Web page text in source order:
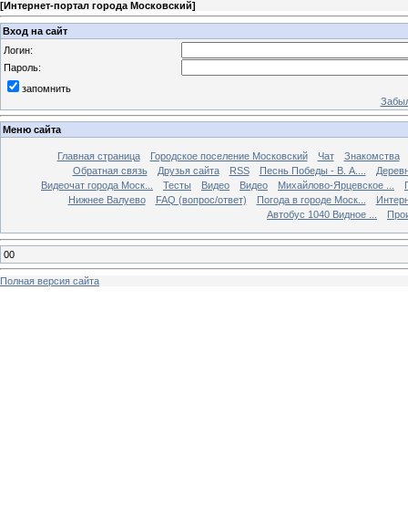
[Интернет-портал города Московский]
Вход на сайт
Логин:
Пароль:
запомнить
Меню сайта
Главная страница Городское поселение Московский Чат
Знакомства
Обратная связь
Друзья сайта RSS Песнь Победы - В. А....
Видеочат города Моск...
Тесты Видео Видео Михайлово-Ярцевское ...
Нижнее Валуево
FAQ (вопрос/ответ) Погода в городе Моск...
Автобус 1040 Видное ...
00
Полная версия сайта